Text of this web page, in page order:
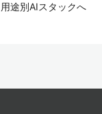
途別AIスタックへ